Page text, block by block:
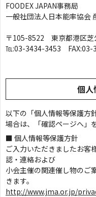
FOODEX JAPAN事務局
一般社団法人日本能率協会
〒105-8522 東京都港区芝
℡:03-3434-3453
個人
以下の「個人情報等保護方
場合は、「確認ページへ」
■ 個人情報等保護方針
ご入力いただきましたお客
認・連絡および
小会主催の関連催し物のご
きます。
http://www.jma.or.jp/